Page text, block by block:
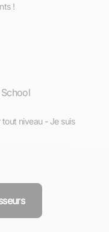
!
School
niveau - Je suis